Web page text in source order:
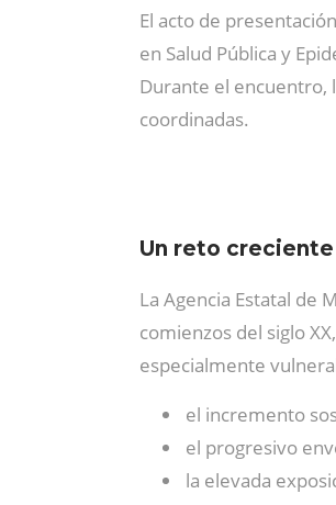
El acto de
en Salud Pública y
Durante el encuentro,
coordinadas.
Un reto
La Agencia Estatal de
comienzos del siglo
especialmente
el incremento
el progresivo
la elevada